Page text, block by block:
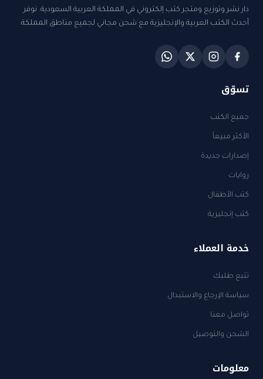
دار نشر وتوزيع ومتجر كتب إلكتروني في المملكة العربية السعودية. نوفر
أحدث الكتب العربية والإنجليزية مع شحن مجاني لجميع مناطق المملكة.
تسوّق
جميع الكتب
الأكثر مبيعاً
إصدارات جديدة
روايات
كتب الأطفال
كتب إنجليزية
خدمة العملاء
تتبع طلبك
سياسة الإرجاع والاستبدال
تواصل معنا
الشحن والتوصيل
معلومات